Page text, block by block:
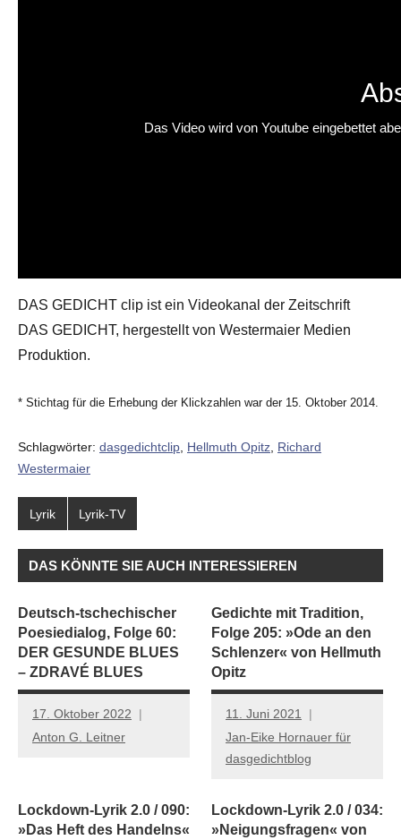
Das Video wird von Youtube eingebettet
DAS GEDICHT clip ist ein Videokanal der Zeitschrift
DAS GEDICHT, hergestellt von Westermaier Medien
Produktion.
* Stichtag für die Erhebung der Klickzahlen war der 15. Oktober 2014.
Schlagwörter: dasgedichtclip, Hellmuth Opitz, Richard
Westermaier
Lyrik Lyrik-TV
DAS KÖNNTE SIE AUCH INTERESSIEREN
Deutsch-tschechischer
Poesiedialog, Folge 60:
DER GESUNDE BLUES
– ZDRAVÉ BLUES
17. Oktober 2022
Anton G. Leitner
Gedichte mit Tradition,
Folge 205: »Ode an den
Schlenzer« von Hellmuth
Opitz
11. Juni 2021
Jan-Eike Hornauer für
dasgedichtblog
Lockdown-Lyrik 2.0 / 090:
»Das Heft des Handelns«
Lockdown-Lyrik 2.0 / 034:
»Neigungsfragen« von